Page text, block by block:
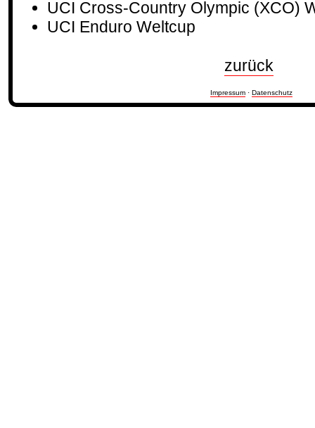
UCI Cross-Country Olympic (XCO)
UCI Enduro Weltcup
zurück
Impressum · Datenschutz